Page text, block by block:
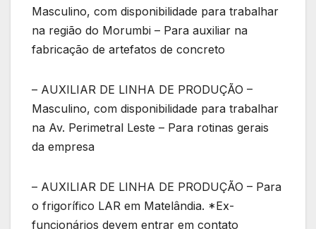
Masculino, com disponibilidade para trabalhar
na região do Morumbi – Para auxiliar na
fabricação de artefatos de concreto
– AUXILIAR DE LINHA DE PRODUÇÃO –
Masculino, com disponibilidade para trabalhar
na Av. Perimetral Leste – Para rotinas gerais
da empresa
– AUXILIAR DE LINHA DE PRODUÇÃO – Para
o frigorífico LAR em Matelândia. *Ex-
funcionários devem entrar em contato